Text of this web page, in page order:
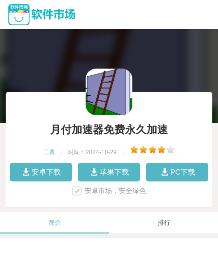
月付加速器免费永久加速
工具 时间：2024-10-29
安卓下载 苹果下载 PC下载
安卓市场，安全绿色
简介 排行